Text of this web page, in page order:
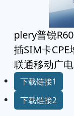
plery普锐
插SIM卡
联通移动广
下载链接1
下载链接2